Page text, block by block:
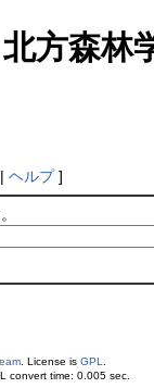
北方森林
ヘルプ]
. License is GPL
convert time: 0.005 sec.